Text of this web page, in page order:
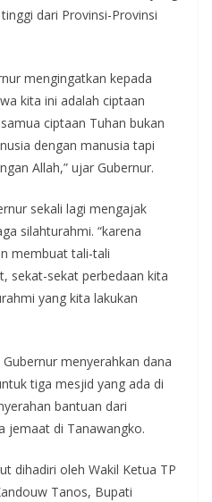
dari Provinsi-Provinsi
mengingatkan kepada
kita ini adalah ciptaan
ciptaan Tuhan bukan
dengan manusia tapi
Allah,” ujar Gubernur.
sekali lagi mengajak
silahturahmi. “karena
membuat tali-tali
sekat-sekat perbedaan kita
yang kita lakukan
menyerahkan dana
tiga mesjid yang ada di
bantuan dari
jemaat di Tanawangko.
dihadiri oleh Wakil Ketua TP
Tanos, Bupati